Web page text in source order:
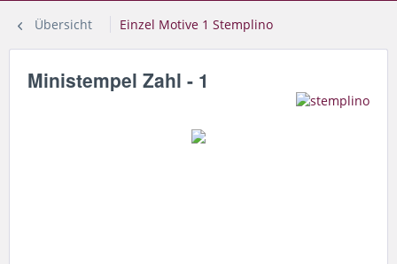
Übersicht Einzel Motive 1 Stemplino
Ministempel Zahl - 1